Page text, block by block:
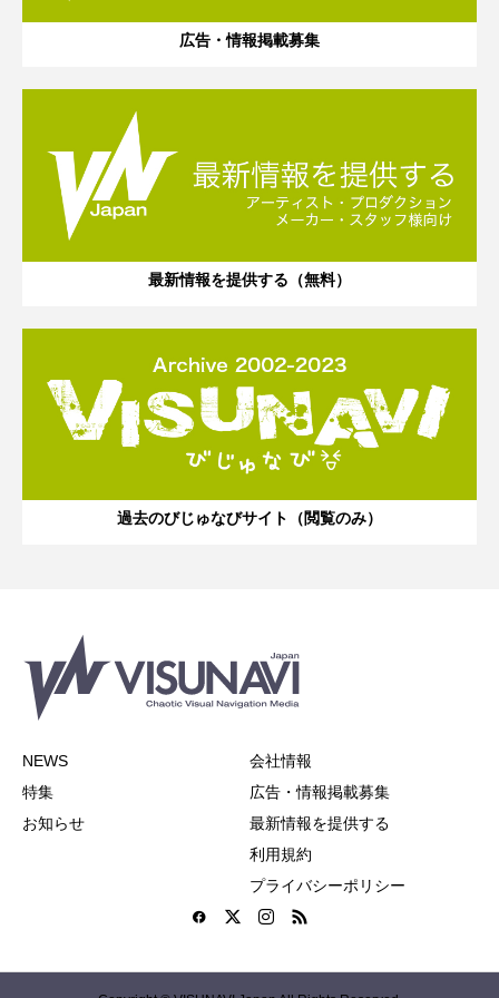
広告・情報掲載募集
最新情報を提供する（無料）
過去のびじゅなびサイト（閲覧のみ）
NEWS
特集
お知らせ
会社情報
広告・情報掲載募集
最新情報を提供する
利用規約
プライバシーポリシー